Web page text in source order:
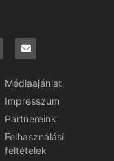
Médiaajánlat
Impresszum
Partnereink
Felhasználási
feltételek